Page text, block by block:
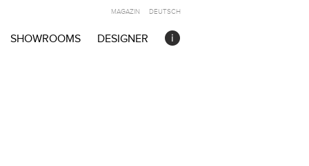
SHOWROOMS DESIGNER
MAGAZIN DEUTSCH